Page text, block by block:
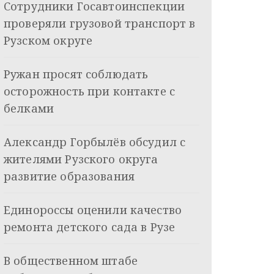
Сотрудники Госавтоинспекции
проверяли грузовой транспорт в
Рузском округе
Ружан просят соблюдать
осторожность при контакте с
белками
Александр Горбылёв обсудил с
жителями Рузского округа
развитие образования
Единороссы оценили качество
ремонта детского сада в Рузе
В общественном штабе